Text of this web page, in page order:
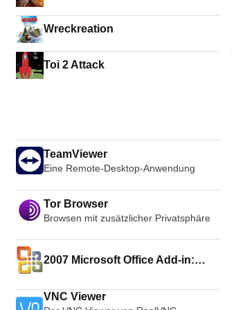
Wreckreation
Toi 2 Attack
TeamViewer
Eine Remote-Desktop-Anwendung
Tor Browser
Browsen mit zusätzlicher Privatsphäre
2007 Microsoft Office Add-in:
VNC Viewer